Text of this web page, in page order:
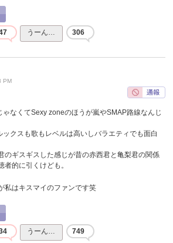
うーん… 306
PM
ゃなくてSexy zoneのほうが嵐やSMAP路線なんじ
クスも歌もレベルは高いしバラエティでも面白
のギスギスした感じが昔の赤西君と亀梨君の関係
者的に引くけども。
私はキスマイのファンです笑
うーん… 749